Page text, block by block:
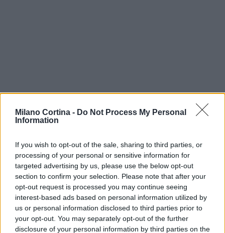
Milano Cortina - Do Not Process My Personal
Information
If you wish to opt-out of the sale, sharing to third parties, or
processing of your personal or sensitive information for
targeted advertising by us, please use the below opt-out
section to confirm your selection. Please note that after your
opt-out request is processed you may continue seeing
interest-based ads based on personal information utilized by
us or personal information disclosed to third parties prior to
your opt-out. You may separately opt-out of the further
disclosure of your personal information by third parties on the
Continua a leggere
MILANOCORTINA26 (I LUOGHI)